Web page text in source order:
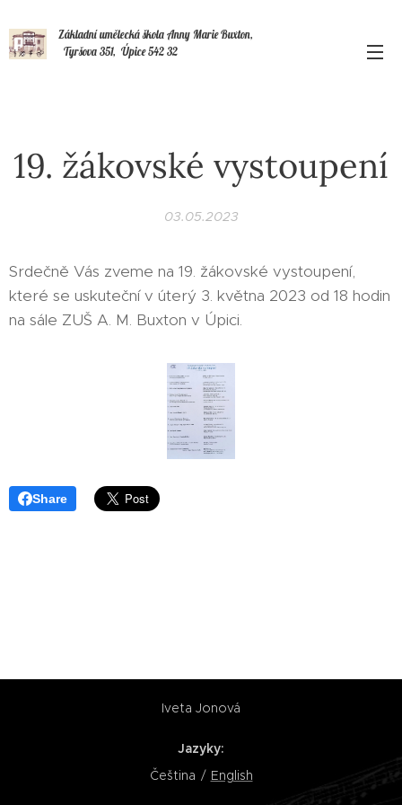
Základní umělecká škola Anny Marie Buxton,
Tyršova 351, Úpice 542 32
19. žákovské vystoupení
03.05.2023
Srdečně Vás zveme na 19. žákovské vystoupení,
které se uskuteční v úterý 3. května 2023 od 18 hodin
na sále ZUŠ A. M. Buxton v Úpici.
Share
Iveta Jonová
Jazyky
Čeština
English